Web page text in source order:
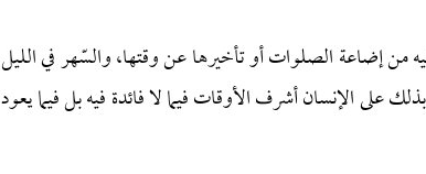
من إضاعة الصلوات أو تأخيرها عن وقتها، والسّهر في الليل
الإنسان أشرف الأوقات فيما لا فائدة فيه بل فيما يعود